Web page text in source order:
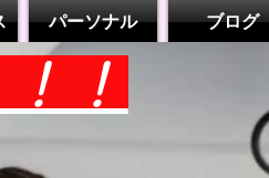
パーソナル ブログ
！